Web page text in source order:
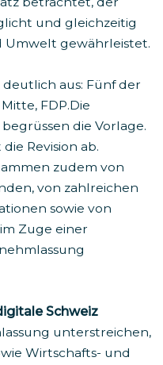
und gleichzeitig
Umwelt gewährleistet.
aus: Fünf der
FDP.Die
begrüssen die Vorlage.
Revision ab.
zudem von
von zahlreichen
sowie von
Zuge einer
Schweiz
unterstreichen,
Wirtschafts- und